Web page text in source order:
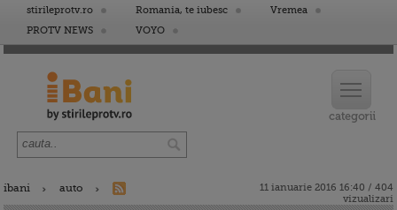
stirileprotv.ro Romania, te iubesc
Vremea
PROTV NEWS
VOYO
ibani auto
11 ianuarie 2016 16:40 / 404
vizualizari